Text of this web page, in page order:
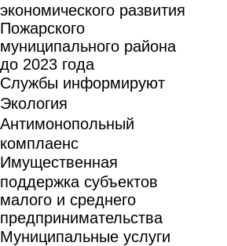
экономического развития
Пожарского
муниципального района
до 2023 года
Службы информируют
Экология
Антимонопольный
комплаенс
Имущественная
поддержка субъектов
малого и среднего
предпринимательства
Муниципальные услуги